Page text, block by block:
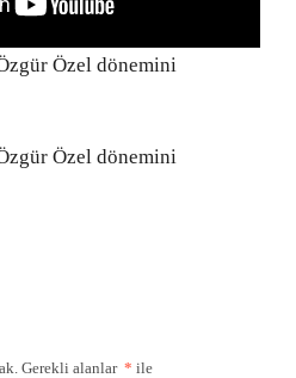
Özel dönemini
Özel dönemini
Gerekli alanlar * ile